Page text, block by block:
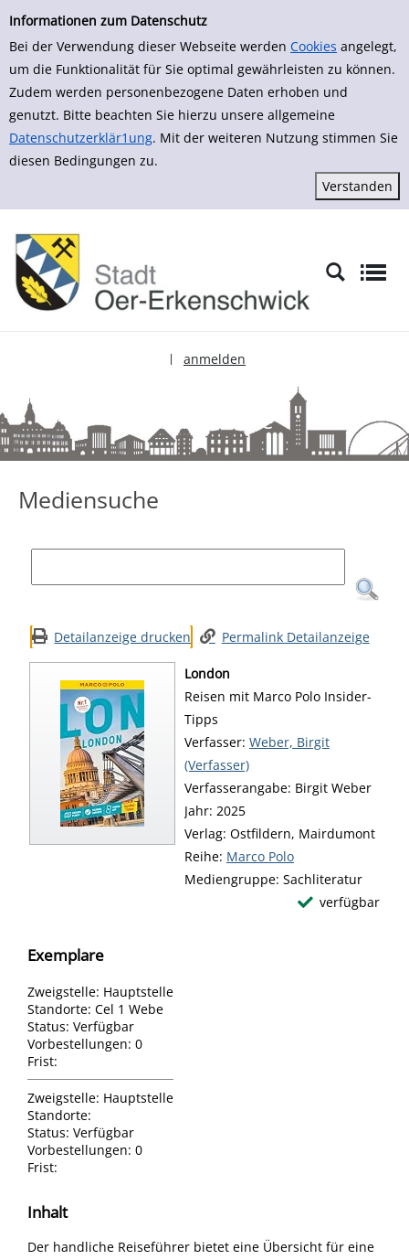
Informationen zum Datenschutz
Bei der Verwendung dieser Webseite werden Cookies angelegt,
um die Funktionalität für Sie optimal gewährleisten zu können.
Zudem werden personenbezogene Daten erhoben und
genutzt. Bitte beachten Sie hierzu unsere allgemeine
Datenschutzerklär1ung. Mit der weiteren Nutzung stimmen Sie
diesen Bedingungen zu.
zur Navigation springen
zum Inhalt springen
Zur Detailanzeige springen
anmelden
Mediensuche
Mediensuche
Detailanzeige drucken Permalink Detailanzeige
London
Reisen mit Marco Polo Insider-
Tipps
Verfasser: Suche nach diesem
Weber, Birgit
(Verfasser)
Verfasserangabe: Birgit Weber
Jahr: 2025
Verlag: Ostfildern, Mairdumont
Reihe: Marco Polo
Mediengruppe: Sachliteratur
verfügbar
Exemplare
Zweigstelle: Hauptstelle
Standorte: Cel 1 Webe
Status: Verfügbar
Vorbestellungen: 0
Frist:
Zweigstelle: Hauptstelle
Standorte:
Status: Verfügbar
Vorbestellungen: 0
Frist:
Inhalt
Der handliche Reiseführer bietet eine Übersicht für eine